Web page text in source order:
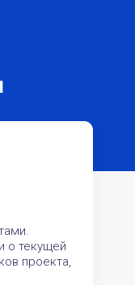
о текущей
проекта,